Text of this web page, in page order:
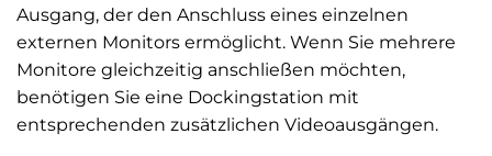
Ausgang, der den Anschluss eines einzelnen
externen Monitors ermöglicht. Wenn Sie mehrere
Monitore gleichzeitig anschließen möchten,
benötigen Sie eine Dockingstation mit
entsprechenden zusätzlichen Videoausgängen.